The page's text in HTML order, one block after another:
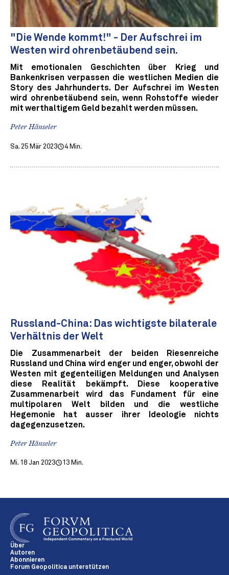
"Die Wende kommt!" - Der Aufschrei im
Westen wird ohrenbetäubend sein.
Mit emotionalen Geschichten über Krieg und
Bankenkrisen verpassen die westlichen Medien die
Story des Jahrhunderts. Der Aufschrei im Westen
wird ohrenbetäubend sein, wenn Rohstoffe wieder
mit werthaltigem Geld bezahlt werden müssen.
Peter Hänseler
Sa. 25 Mär 2023 4 Min.
Russland-China: Das wichtigste bilaterale
Verhältnis der Welt
Die Zusammenarbeit der beiden Riesenreiche
Russland und China wird enger und enger, obwohl der
Westen mit gegenteiligen Meldungen und Analysen
diese Realität bekämpft. Diese kooperative
Zusammenarbeit wird das Fundament für eine
multipolaren Welt bilden und die westliche
Hegemonie hat ausser ihrer Ideologie nichts
dagegenzusetzen.
Peter Hänseler
Mi. 18 Jan 2023 13 Min.
Über
Autoren
Abonnieren
Forum Geopolitica unterstützen